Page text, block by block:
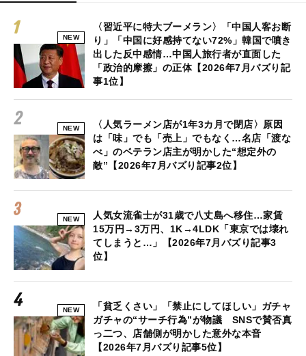
NEW
〈習近平に特大ブーメラン〉「中国人客お断
り」「中国に好感持てない72%」韓国で噴き
出した反中感情…中国人旅行者が直面した
「政治的摩擦」の正体【2026年7月バズり記
事1位】
NEW
〈人気ラーメン店が1年3カ月で閉店〉原因
は「味」でも「売上」でもなく…名店「渡な
べ」のベテラン店主が明かした“想定外の
敵”【2026年7月バズり記事2位】
NEW
人気女流雀士が31歳で八丈島へ移住…家賃
15万円→3万円、1K→4LDK「東京では壊れ
てしまうと…」【2026年7月バズり記事3
位】
NEW
「貧乏くさい」「禁止にしてほしい」ガチャ
ガチャの“サーチ行為”が物議 SNSで賛否真
っ二つ、店舗側が明かした意外な本音
【2026年7月バズり記事5位】